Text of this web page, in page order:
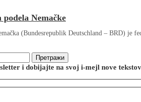
Nemačke
(Bundesrepublik Deutschland – BRD)
i dobijajte na svoj i-mejl nove